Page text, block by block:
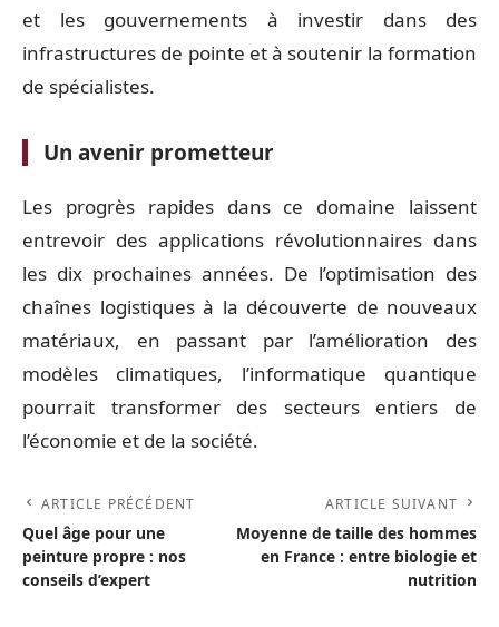
et les gouvernements à investir dans des
infrastructures de pointe et à soutenir la formation
de spécialistes.
Un avenir prometteur
Les progrès rapides dans ce domaine laissent
entrevoir des applications révolutionnaires dans
les dix prochaines années. De l’optimisation des
chaînes logistiques à la découverte de nouveaux
matériaux, en passant par l’amélioration des
modèles climatiques, l’informatique quantique
pourrait transformer des secteurs entiers de
l’économie et de la société.
ARTICLE PRÉCÉDENT
Quel âge pour une
peinture propre : nos
conseils d’expert
ARTICLE SUIVANT
Moyenne de taille des hommes
en France : entre biologie et
nutrition